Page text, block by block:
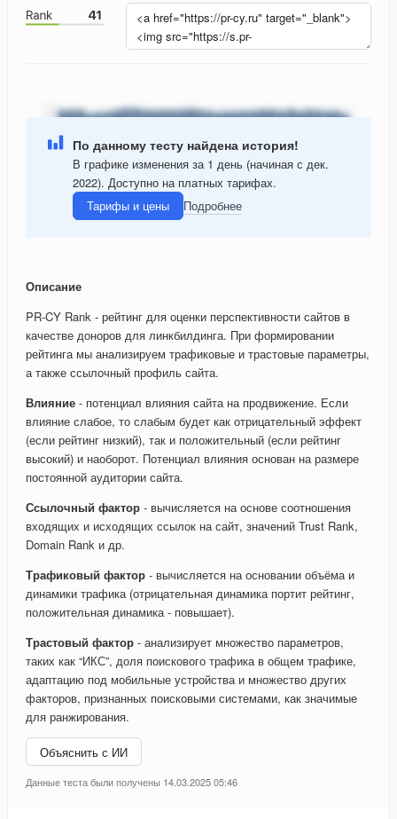
По данному тесту найдена история!
В графике изменения за 1 день (начиная с дек.
2022). Доступно на платных тарифах.
Тарифы и цены
Подробнее
Описание
PR-CY Rank - рейтинг для оценки перспективности сайтов в
качестве доноров для линкбилдинга. При формировании
рейтинга мы анализируем трафиковые и трастовые параметры,
а также ссылочный профиль сайта.
Влияние - потенциал влияния сайта на продвижение. Если
влияние слабое, то слабым будет как отрицательный эффект
(если рейтинг низкий), так и положительный (если рейтинг
высокий) и наоборот. Потенциал влияния основан на размере
постоянной аудитории сайта.
Ссылочный фактор - вычисляется на основе соотношения
входящих и исходящих ссылок на сайт, значений Trust Rank,
Domain Rank и др.
Трафиковый фактор - вычисляется на основании объёма и
динамики трафика (отрицательная динамика портит рейтинг,
положительная динамика - повышает).
Трастовый фактор - анализирует множество параметров,
таких как “ИКС”, доля поискового трафика в общем трафике,
адаптацию под мобильные устройства и множество других
факторов, признанных поисковыми системами, как значимые
для ранжирования.
Объяснить с ИИ
Данные теста были получены 14.03.2025 05:46